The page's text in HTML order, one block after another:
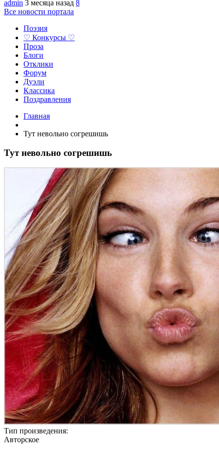
admin 3 месяца назад 8
Все новости портала
Поэзия
♡ Конкурсы ♡
Проза
Блоги
Отклики
Форум
Дуэли
Классика
Поздравления
Главная
Тут невольно согрешишь
Тут невольно согрешишь
Тип произведения:
Авторское